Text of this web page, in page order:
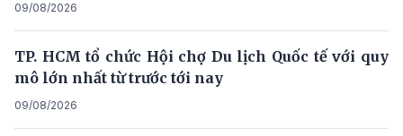
09/08/2026
TP. HCM tổ chức Hội chợ Du lịch Quốc tế với quy
mô lớn nhất từ trước tới nay
09/08/2026